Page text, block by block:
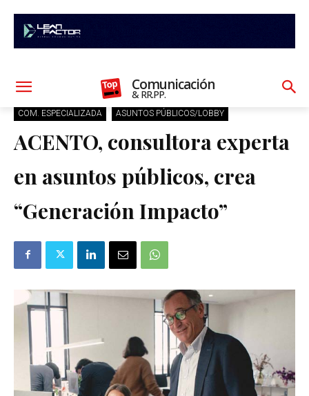
Comunicación
& RR.PP.
COM. ESPECIALIZADA ASUNTOS PÚBLICOS/LOBBY
ACENTO, consultora experta
en asuntos públicos, crea
“Generación Impacto”